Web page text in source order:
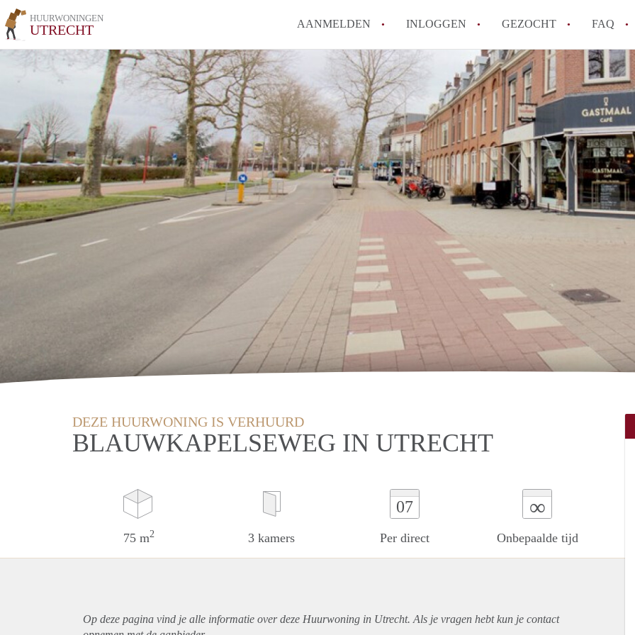
HUURWONINGEN
UTRECHT AANMELDEN INLOGGEN GEZOCHT FAQ
How to translate HuurwoningenUtrecht!
Wat is HuurwoningenUtrecht?
Hoeveel kost het om te reageren op een
Wat is de privacyverklaring van
Berekent HuurwoningenUtrecht
makelaarsvergoeding/
Alle veelgestelde vragen
DEZE HUURWONING IS VERHUURD
BLAUWKAPELSEWEG IN UTRECHT
75 m2 3 kamers
07
Per direct
∞
Onbepaalde tijd
Op deze pagina vind je alle informatie over deze Huurwoning in Utrecht. Als je vragen hebt kun je contact